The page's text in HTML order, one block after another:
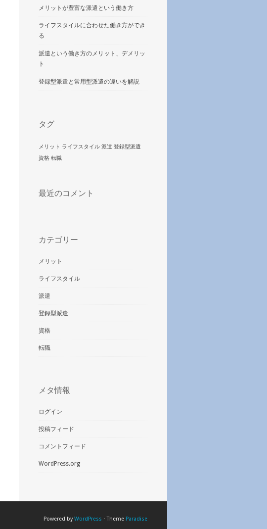
メリットが豊富な派遣という働き方
ライフスタイルに合わせた働き方ができ
る
派遣という働き方のメリット、デメリッ
ト
登録型派遣と常用型派遣の違いを解説
タグ
メリット ライフスタイル 派遣 登録型派遣
資格 転職
最近のコメント
カテゴリー
メリット
ライフスタイル
派遣
登録型派遣
資格
転職
メタ情報
ログイン
投稿フィード
コメントフィード
WordPress.org
Powered byWordPress ⋅ Theme Paradise